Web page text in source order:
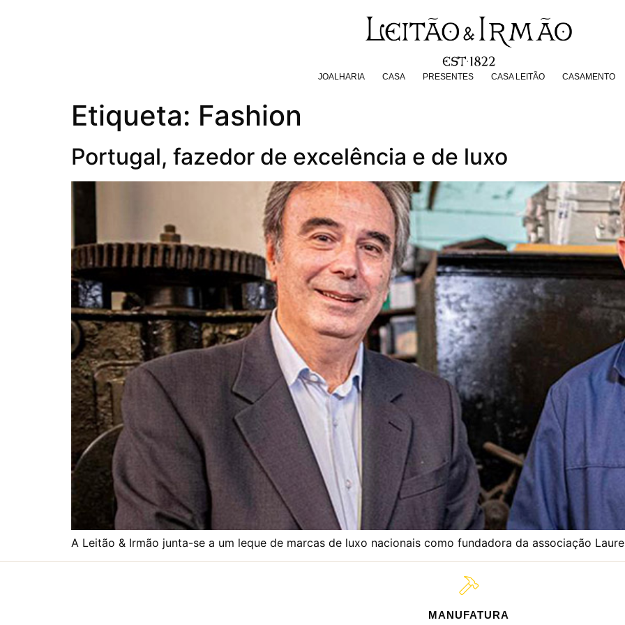
JOALHARIA CASA PRESENTES CASA LEITÃO CASAMENTO
PRESENTES CASA LEITÃO
Etiqueta: Fashion
Portugal, fazedor de excelência e de luxo
A Leitão & Irmão junta-se a um leque de marcas de luxo nacionais como fundadora da associação
MANUFATURA